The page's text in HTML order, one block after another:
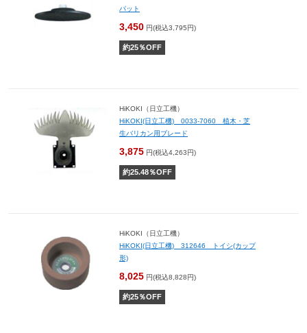
パット
3,450 円(税込3,795円)
約25％OFF
HiKOKI（日立工機）
HiKOKI(日立工機) 0033-7060 植木・芝
生バリカン用ブレード
3,875 円(税込4,263円)
約25.48％OFF
HiKOKI（日立工機）
HiKOKI(日立工機) 312646 トイシ(カップ
形)
8,025 円(税込8,828円)
約25％OFF